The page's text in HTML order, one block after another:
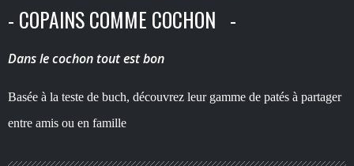
- COPAINS COMME COCHON -
Dans le cochon tout est bon
Basée à la teste de buch, découvrez leur gamme de patés à partager
entre amis ou en famille